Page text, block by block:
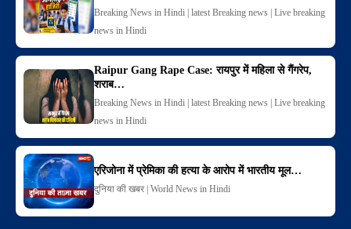
Breaking News in Hindi | latest Breaking news | Live breaking
news in Hindi
Raipur Gang Rape Case: रायपुर में महिला से गैंगरेप,
शराब…
Breaking News in Hindi | latest Breaking news | Live breaking
news in Hindi
एरिजोना में प्रेमिका की हत्या के आरोप में भारतीय मूल…
दुनिया की खबर | World News in Hindi